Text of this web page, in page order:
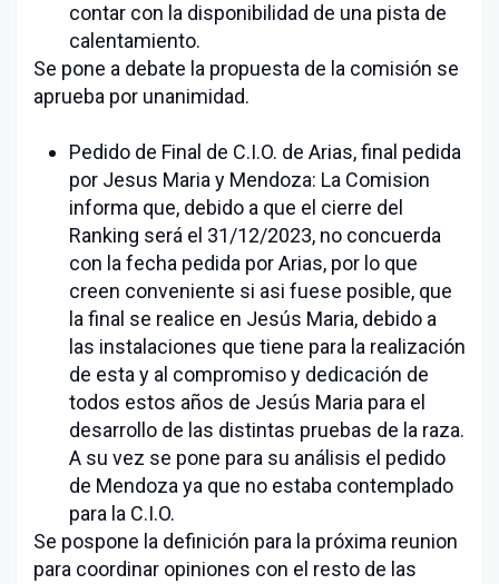
contar con la disponibilidad de una pista de
calentamiento.
Se pone a debate la propuesta de la comisión se
aprueba por unanimidad.
Pedido de Final de C.I.O. de Arias, final pedida
por Jesus Maria y Mendoza: La Comision
informa que, debido a que el cierre del
Ranking será el 31/12/2023, no concuerda
con la fecha pedida por Arias, por lo que
creen conveniente si asi fuese posible, que
la final se realice en Jesús Maria, debido a
las instalaciones que tiene para la realización
de esta y al compromiso y dedicación de
todos estos años de Jesús Maria para el
desarrollo de las distintas pruebas de la raza.
A su vez se pone para su análisis el pedido
de Mendoza ya que no estaba contemplado
para la C.I.O.
Se pospone la definición para la próxima reunion
para coordinar opiniones con el resto de las